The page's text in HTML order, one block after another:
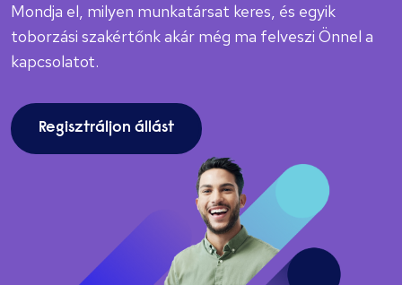
Mondja el, milyen munkatársat keres, és egyik
toborzási szakértőnk akár még ma felveszi Önnel a
kapcsolatot.
Regisztráljon állást